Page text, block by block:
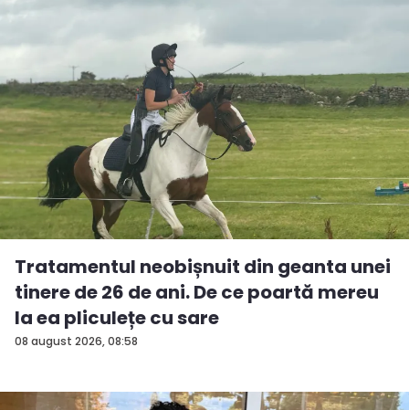
08 august 2026, 08:58
Tratamentul neobișnuit din geanta unei
tinere de 26 de ani. De ce poartă mereu
la ea pliculețe cu sare